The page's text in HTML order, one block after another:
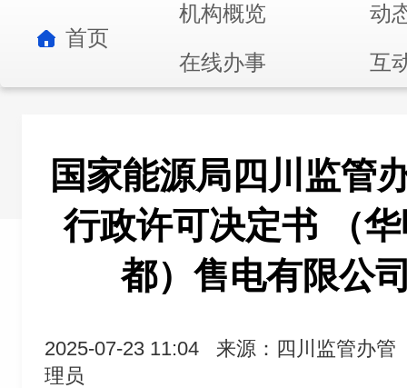
首页
机构概览
动
在线办事
互
国家能源局四川监管
行政许可决定书 （
都）售电有限公
2025-07-23 11:04
来源：四川监管办管
理员